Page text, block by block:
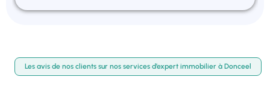
Les avis de nos clients sur nos services d’expert immobilier à Donceel